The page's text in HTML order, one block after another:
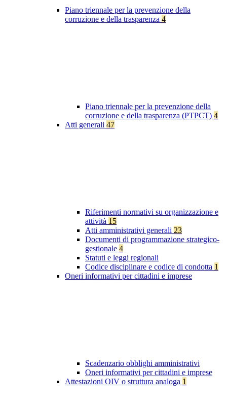
Piano triennale per la prevenzione della
corruzione e della trasparenza 4
Piano triennale per la prevenzione della
corruzione e della trasparenza (PTPCT) 4
Atti generali 47
Riferimenti normativi su organizzazione e
attività 15
Atti amministrativi generali 23
Documenti di programmazione strategico-
gestionale 4
Statuti e leggi regionali
Codice disciplinare e codice di condotta 1
Oneri informativi per cittadini e imprese
Scadenzario obblighi amministrativi
Oneri informativi per cittadini e imprese
Attestazioni OIV o struttura analoga 1